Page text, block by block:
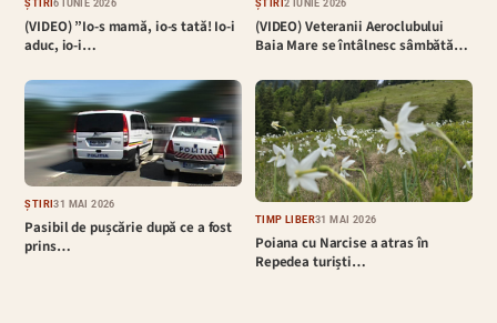
ȘTIRI6 IUNIE 2026
(VIDEO) ”Io-s mamă, io-s tată! Io-i
aduc, io-i…
ȘTIRI2 IUNIE 2026
(VIDEO) Veteranii Aeroclubului
Baia Mare se întâlnesc sâmbătă…
ȘTIRI31 MAI 2026
Pasibil de pușcărie după ce a fost
prins…
TIMP LIBER31 MAI 2026
Poiana cu Narcise a atras în
Repedea turiști…